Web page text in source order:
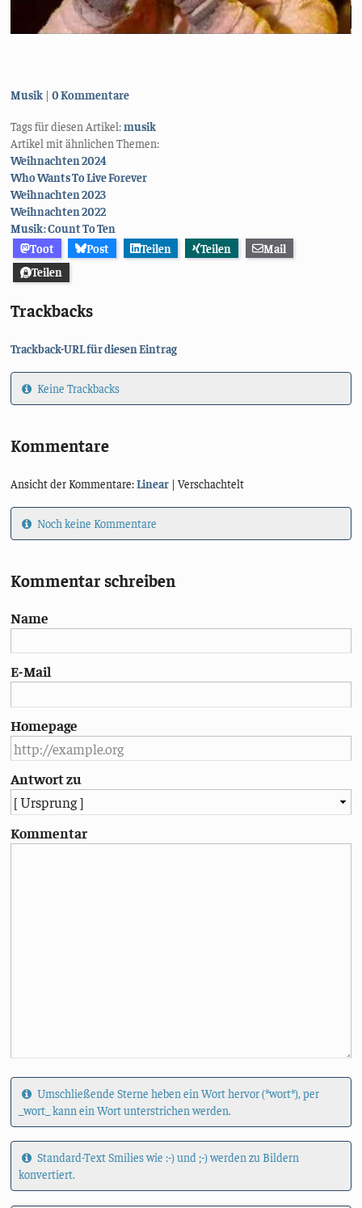
Kategorien:
Musik 0 Kommentare
Tags für diesen Artikel:musik
Artikel mit ähnlichen Themen:
Weihnachten 2024
Who Wants To Live Forever
Weihnachten 2023
Weihnachten 2022
Musik: Count To Ten
Toot
Post Teilen Teilen
Mail
Teilen
Trackbacks
Trackback-URL für diesen Eintrag
Keine Trackbacks
Kommentare
Ansicht der Kommentare:Linear | Verschachtelt
Noch keine Kommentare
Kommentar schreiben
Name
E-Mail
Homepage
Antwort zu
Kommentar
Umschließende Sterne heben ein Wort hervor (*wort*), per
_wort_ kann ein Wort unterstrichen werden.
Standard-Text Smilies wie :-) und ;-) werden zu Bildern
konvertiert.